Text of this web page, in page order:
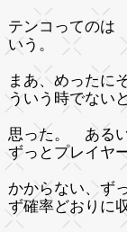
テンコってのは
いう。
まあ、めったに
ういう時でない
思った。 ある
ずっとプレイヤ
かからない、ず
ず確率どおりに